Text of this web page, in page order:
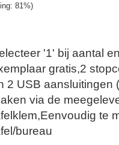
81%)
'1' bij aantal
gratis,2
2 USB aansluitingen
via de
te
bureau